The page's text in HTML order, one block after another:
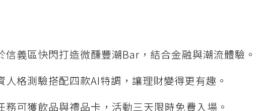
信義區快閃打造微醺豐潮Bar，結合金融與潮流體驗。
人格測驗搭配四款AI特調，讓理財變得更有趣。
務可獲飲品與禮品卡，活動三天限時免費入場。